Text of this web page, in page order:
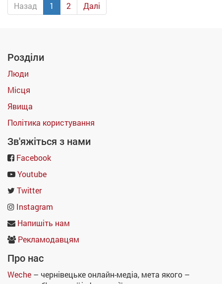
Назад 1 2 Далі
Розділи
Люди
Місця
Явища
Політика користування
Зв'яжіться з нами
Facebook
Youtube
Twitter
Instagram
Напишіть нам
Рекламодавцям
Про нас
Weche – чернівецьке онлайн-медіа, мета якого –